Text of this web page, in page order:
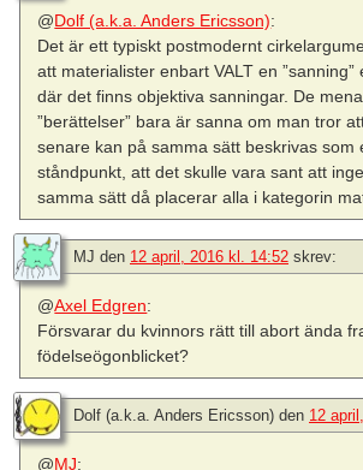
@Dolf (a.k.a. Anders Ericsson):
Det är ett typiskt postmodernt
att materialister enbart VALT en ”sanning”
där det finns objektiva sanningar. De
”berättelser” bara är sanna om man tror
senare kan på samma sätt beskrivas som
ståndpunkt, att det skulle vara sant att
samma sätt då placerar alla i kategorin
MJ den 12 april, 2016 kl. 14:52 skrev:
@Axel Edgren:
Försvarar du kvinnors rätt till abort ända
födelseögonblicket?
Dolf (a.k.a. Anders Ericsson) den 12
@MJ: